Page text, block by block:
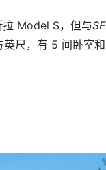
Model S，但与SF
英尺，有 5 间卧室和